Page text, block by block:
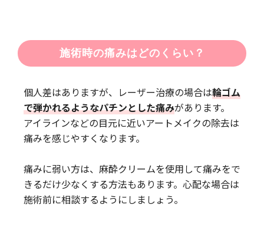
施術時の痛みはどのくらい？
個人差はありますが、レーザー治療の場合は輪ゴム
で弾かれるようなパチンとした痛みがあります。
アイラインなどの目元に近いアートメイクの除去は
痛みを感じやすくなります。
痛みに弱い方は、麻酔クリームを使用して痛みをで
きるだけ少なくする方法もあります。心配な場合は
施術前に相談するようにしましょう。